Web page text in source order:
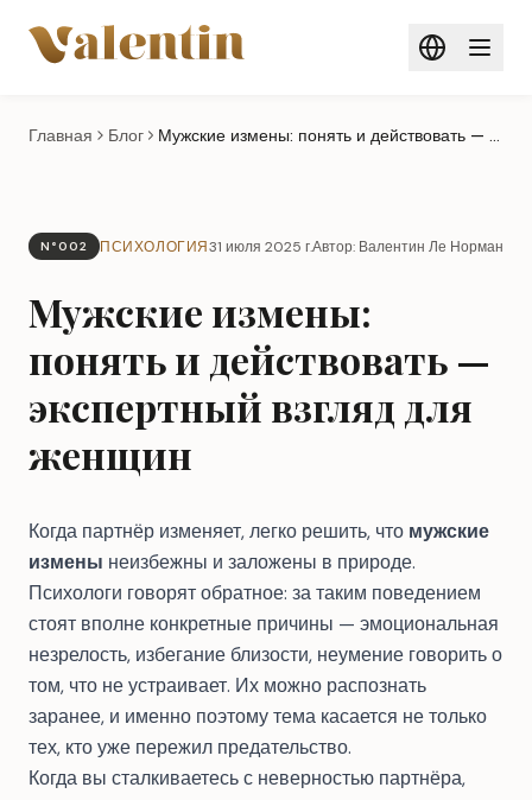
Главная Блог Мужские измены: понять и действовать — экспертный взгляд для женщин
N°002 ПСИХОЛОГИЯ31 июля 2025 г.Автор: Валентин Ле Норман
Мужские измены:
понять и действовать —
экспертный взгляд для
женщин
Когда партнёр изменяет, легко решить, что мужские
измены неизбежны и заложены в природе.
Психологи говорят обратное: за таким поведением
стоят вполне конкретные причины — эмоциональная
незрелость, избегание близости, неумение говорить о
том, что не устраивает. Их можно распознать
заранее, и именно поэтому тема касается не только
тех, кто уже пережил предательство.
Когда вы сталкиваетесь с неверностью партнёра,